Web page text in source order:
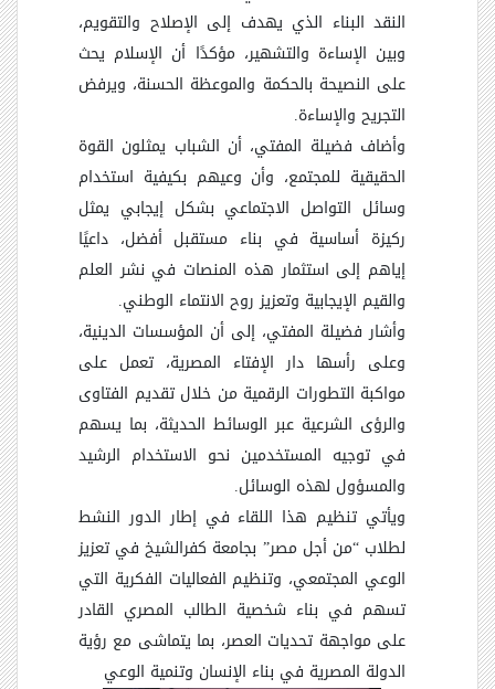
النقد البناء الذي يهدف إلى الإصلاح والتقويم،
وبين الإساءة والتشهير، مؤكدًا أن الإسلام يحث
على النصيحة بالحكمة والموعظة الحسنة، ويرفض
التجريح والإساءة.
وأضاف فضيلة المفتي، أن الشباب يمثلون القوة
الحقيقية للمجتمع، وأن وعيهم بكيفية استخدام
وسائل التواصل الاجتماعي بشكل إيجابي يمثل
ركيزة أساسية في بناء مستقبل أفضل، داعيًا
إياهم إلى استثمار هذه المنصات في نشر العلم
والقيم الإيجابية وتعزيز روح الانتماء الوطني.
وأشار فضيلة المفتي، إلى أن المؤسسات الدينية،
وعلى رأسها دار الإفتاء المصرية، تعمل على
مواكبة التطورات الرقمية من خلال تقديم الفتاوى
والرؤى الشرعية عبر الوسائط الحديثة، بما يسهم
في توجيه المستخدمين نحو الاستخدام الرشيد
والمسؤول لهذه الوسائل.
ويأتي تنظيم هذا اللقاء في إطار الدور النشط
لطلاب “من أجل مصر” بجامعة كفرالشيخ في تعزيز
الوعي المجتمعي، وتنظيم الفعاليات الفكرية التي
تسهم في بناء شخصية الطالب المصري القادر
على مواجهة تحديات العصر، بما يتماشى مع رؤية
الدولة المصرية في بناء الإنسان وتنمية الوعي